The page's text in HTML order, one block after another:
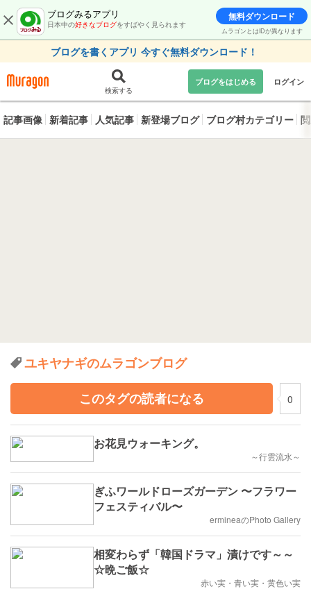
ブログみるアプリ
日本中の好きなブログをすばやく見られます
無料ダウンロード
ムラゴンとはIDが異なります
ブログを書くアプリ 今すぐ無料ダウンロード！
検索する
ブログをはじめる ログイン
記事画像 新着記事 人気記事 新登場ブログ ブログ村カテゴリー
ユキヤナギのムラゴンブログ
このタグの読者になる
0
お花見ウォーキング。
～行雲流水～
ぎふワールドローズガーデン 〜フラワー
フェスティバル〜
ermineaのPhoto Gallery
相変わらず「韓国ドラマ」漬けです～～
☆晩ご飯☆
赤い実・青い実・黄色い実